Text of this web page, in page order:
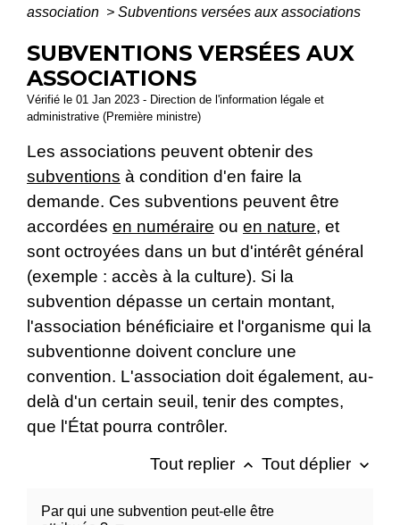
association > Subventions versées aux associations
SUBVENTIONS VERSÉES AUX
ASSOCIATIONS
Vérifié le 01 Jan 2023 - Direction de l'information légale et
administrative (Première ministre)
Les associations peuvent obtenir des
subventions à condition d'en faire la
demande. Ces subventions peuvent être
accordées en numéraire ou en nature, et
sont octroyées dans un but d'intérêt général
(exemple : accès à la culture). Si la
subvention dépasse un certain montant,
l'association bénéficiaire et l'organisme qui la
subventionne doivent conclure une
convention. L'association doit également, au-
delà d'un certain seuil, tenir des comptes,
que l'État pourra contrôler.
Tout replier keyboard_arrow_up Tout déplier keyboard_arrow_down
Par qui une subvention peut-elle être